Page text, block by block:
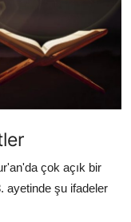
çok açık bir
ayetinde şu ifadeler